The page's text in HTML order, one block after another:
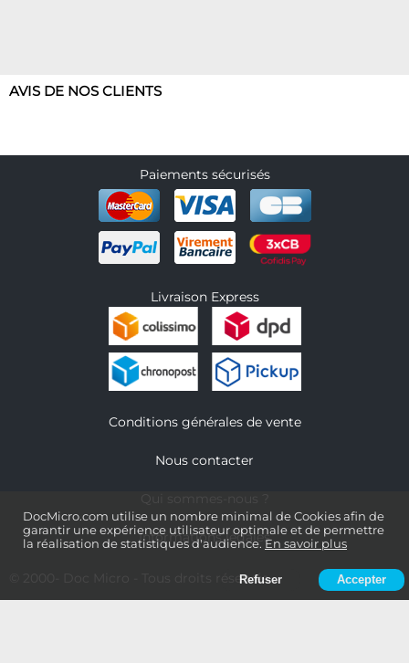
DocMicro.com utilise un nombre minimal de Cookies afin de
garantir une expérience utilisateur optimale et de permettre
la réalisation de statistiques d'audience. En savoir plus
Refuser Accepter
AVIS DE NOS CLIENTS
Paiements sécurisés
Livraison Express
Conditions générales de vente
Nous contacter
Informations légales
- Tous droits réservés